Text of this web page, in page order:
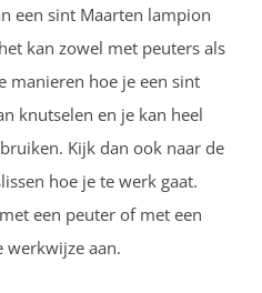
een sint Maarten lampion
kan zowel met peuters als
manieren hoe je een sint
knutselen en je kan heel
Kijk dan ook naar de
hoe je te werk gaat.
een peuter of met een
werkwijze aan.